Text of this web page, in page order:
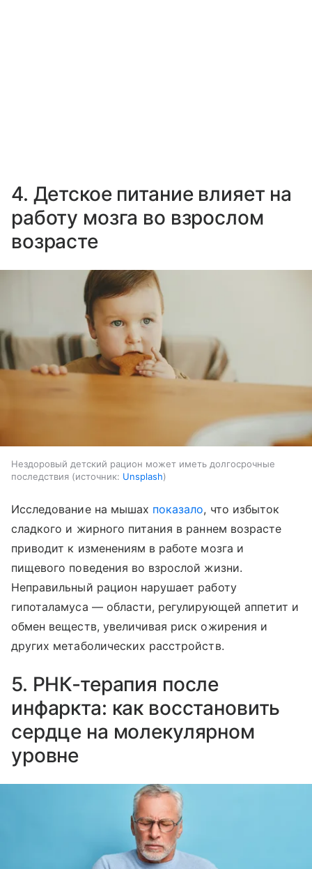
4. Детское питание влияет на
работу мозга во взрослом
возрасте
Нездоровый детский рацион может иметь долгосрочные
последствия
источник: Unsplash
Исследование на мышах показало, что избыток
сладкого и жирного питания в раннем возрасте
приводит к изменениям в работе мозга и
пищевого поведения во взрослой жизни.
Неправильный рацион нарушает работу
гипоталамуса — области, регулирующей аппетит и
обмен веществ, увеличивая риск ожирения и
других метаболических расстройств.
5. РНК‑терапия после
инфаркта: как восстановить
сердце на молекулярном
уровне